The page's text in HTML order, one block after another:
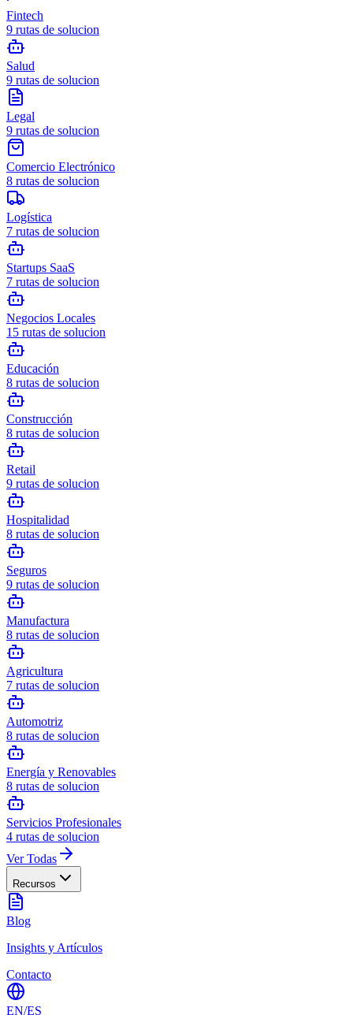
Fintech
9 rutas de solucion
Salud
9 rutas de solucion
Legal
9 rutas de solucion
Comercio Electrónico
8 rutas de solucion
Logística
7 rutas de solucion
Startups SaaS
7 rutas de solucion
Negocios Locales
15 rutas de solucion
Educación
8 rutas de solucion
Construcción
8 rutas de solucion
Retail
9 rutas de solucion
Hospitalidad
8 rutas de solucion
Seguros
9 rutas de solucion
Manufactura
8 rutas de solucion
Agricultura
7 rutas de solucion
Automotriz
8 rutas de solucion
Energía y Renovables
8 rutas de solucion
Servicios Profesionales
4 rutas de solucion
Ver Todas
Recursos
Blog
Insights y Artículos
Contacto
EN/ES